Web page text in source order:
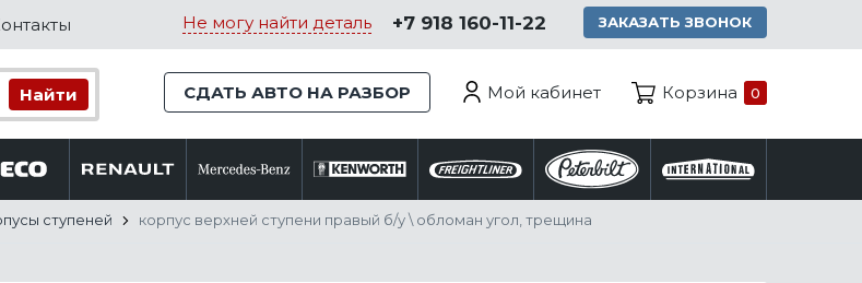
Не могу найти деталь +7 918 160-11-22 ЗАКАЗАТЬ ЗВОНОК
СДАТЬ АВТО НА РАЗБОР Мой кабинет Корзина 0
ступеней корпус верхней ступени правый б/у \ обломан угол, трещина